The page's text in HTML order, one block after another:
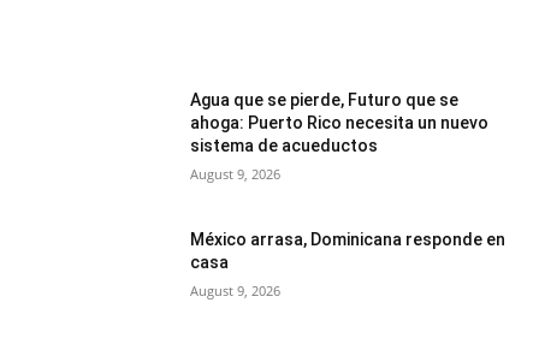
Agua que se pierde, Futuro que se
ahoga: Puerto Rico necesita un nuevo
sistema de acueductos
August 9, 2026
México arrasa, Dominicana responde en
casa
August 9, 2026